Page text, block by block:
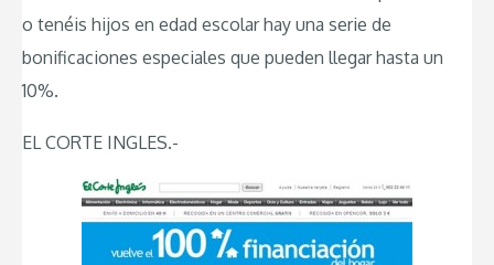
o tenéis hijos en edad escolar hay una serie de
bonificaciones especiales que pueden llegar hasta un
10%.
EL CORTE INGLES.-